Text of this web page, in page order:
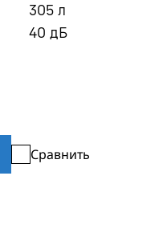
305 л
40 дБ
Сравнить